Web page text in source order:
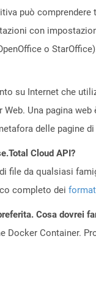
può
con
o
su Internet che
Web. Una pagina
delle pagine
Cloud API?
da qualsiasi
completo dei
Cosa dovrei
Container.